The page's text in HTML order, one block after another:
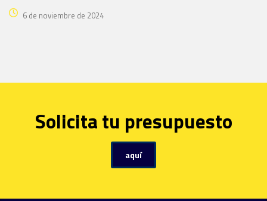
6 de noviembre de 2024
Solicita tu presupuesto
aquí